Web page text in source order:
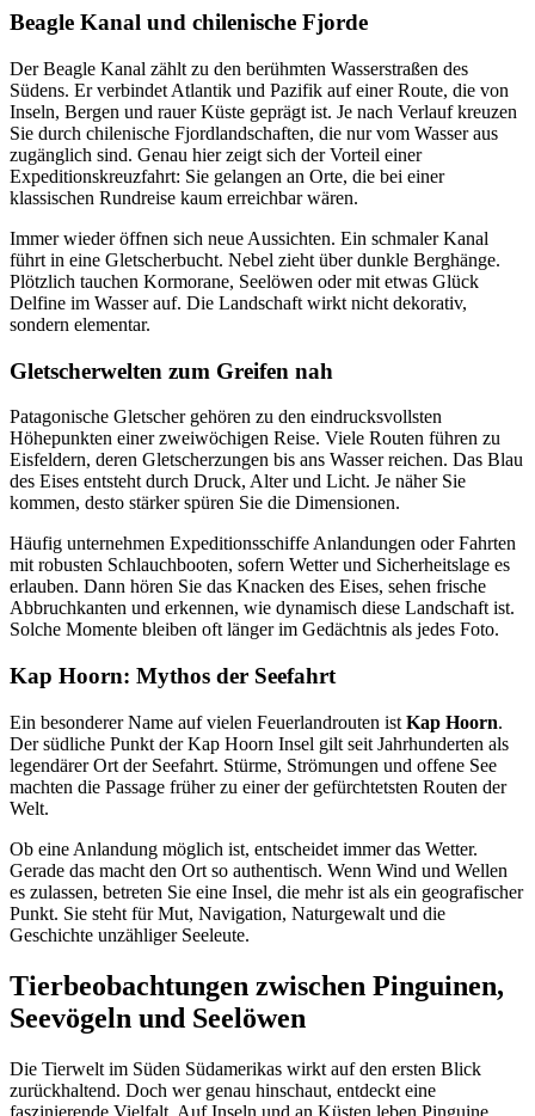
Beagle Kanal und chilenische Fjorde
Der Beagle Kanal zählt zu den berühmten Wasserstraßen des
Südens. Er verbindet Atlantik und Pazifik auf einer Route, die von
Inseln, Bergen und rauer Küste geprägt ist. Je nach Verlauf kreuzen
Sie durch chilenische Fjordlandschaften, die nur vom Wasser aus
zugänglich sind. Genau hier zeigt sich der Vorteil einer
Expeditionskreuzfahrt: Sie gelangen an Orte, die bei einer
klassischen Rundreise kaum erreichbar wären.
Immer wieder öffnen sich neue Aussichten. Ein schmaler Kanal
führt in eine Gletscherbucht. Nebel zieht über dunkle Berghänge.
Plötzlich tauchen Kormorane, Seelöwen oder mit etwas Glück
Delfine im Wasser auf. Die Landschaft wirkt nicht dekorativ,
sondern elementar.
Gletscherwelten zum Greifen nah
Patagonische Gletscher gehören zu den eindrucksvollsten
Höhepunkten einer zweiwöchigen Reise. Viele Routen führen zu
Eisfeldern, deren Gletscherzungen bis ans Wasser reichen. Das Blau
des Eises entsteht durch Druck, Alter und Licht. Je näher Sie
kommen, desto stärker spüren Sie die Dimensionen.
Häufig unternehmen Expeditionsschiffe Anlandungen oder Fahrten
mit robusten Schlauchbooten, sofern Wetter und Sicherheitslage es
erlauben. Dann hören Sie das Knacken des Eises, sehen frische
Abbruchkanten und erkennen, wie dynamisch diese Landschaft ist.
Solche Momente bleiben oft länger im Gedächtnis als jedes Foto.
Kap Hoorn: Mythos der Seefahrt
Ein besonderer Name auf vielen Feuerlandrouten ist Kap Hoorn.
Der südliche Punkt der Kap Hoorn Insel gilt seit Jahrhunderten als
legendärer Ort der Seefahrt. Stürme, Strömungen und offene See
machten die Passage früher zu einer der gefürchtetsten Routen der
Welt.
Ob eine Anlandung möglich ist, entscheidet immer das Wetter.
Gerade das macht den Ort so authentisch. Wenn Wind und Wellen
es zulassen, betreten Sie eine Insel, die mehr ist als ein geografischer
Punkt. Sie steht für Mut, Navigation, Naturgewalt und die
Geschichte unzähliger Seeleute.
Tierbeobachtungen zwischen Pinguinen,
Seevögeln und Seelöwen
Die Tierwelt im Süden Südamerikas wirkt auf den ersten Blick
zurückhaltend. Doch wer genau hinschaut, entdeckt eine
faszinierende Vielfalt. Auf Inseln und an Küsten leben Pinguine,